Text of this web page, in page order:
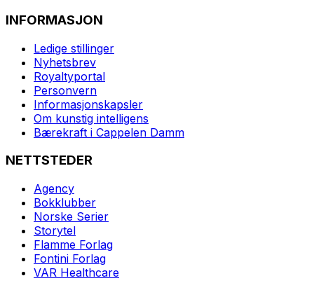
INFORMASJON
Ledige stillinger
Nyhetsbrev
Royaltyportal
Personvern
Informasjonskapsler
Om kunstig intelligens
Bærekraft i Cappelen Damm
NETTSTEDER
Agency
Bokklubber
Norske Serier
Storytel
Flamme Forlag
Fontini Forlag
VAR Healthcare